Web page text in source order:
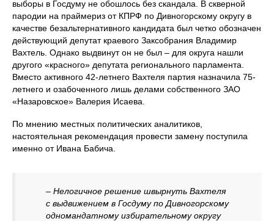
выборы в Госдуму не обошлось без скандала. В скверной
пародии на праймериз от КПРФ по Дивногорскому округу в
качестве безальтернативного кандидата был четко обозначен
действующий депутат краевого Заксобрания Владимир
Вахтель. Однако выдвинут он не был – для округа нашли
другого «красного» депутата регионального парламента.
Вместо активного 42-летнего Вахтеля партия назначила 75-
летнего и озабоченного лишь делами собственного ЗАО
«Назаровское» Валерия Исаева.
По мнению местных политических аналитиков,
настоятельная рекомендация провести замену поступила
именно от Ивана Бабича.
– Нелогичное решение швырнуть Вахтеля
с выдвижением в Госдуму по Дивногорскому
одномандатному избирательному округу